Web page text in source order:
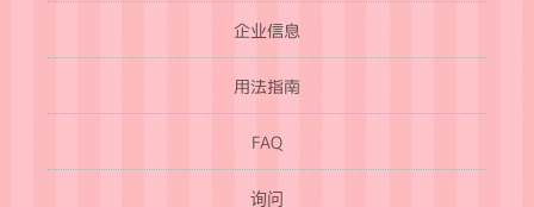
企业信息
用法指南
FAQ
询问